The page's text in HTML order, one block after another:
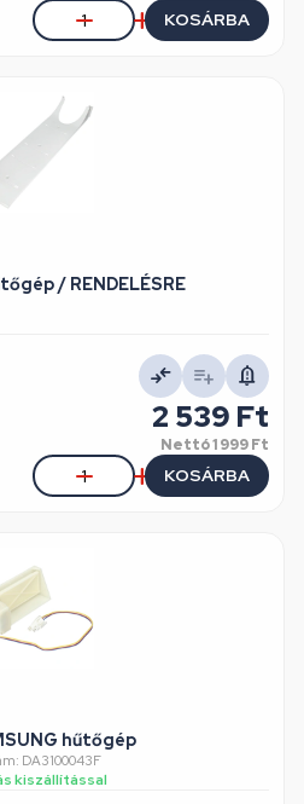
KOSÁRBA
/ RENDELÉSRE
2 539 Ft
Nettó1 999 Ft
KOSÁRBA
hűtőgép
DA3100043F
kiszállítással